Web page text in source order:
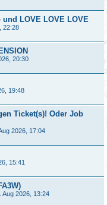
LOVE LOVE LOVE
22:28
20:30
19:48
Ticket(s)! Oder Job
2026, 17:04
15:41
Aug 2026, 13:24